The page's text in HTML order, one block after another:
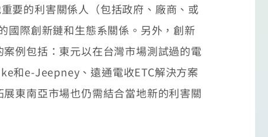
要的利害關係人（包括政府、廠商、或
國際創新鏈和生態系關係。另外，創新
例包括：東元以在台灣市場測試過的電
和e-Jeepney、遠通電收ETC解決方案
東南亞市場也仍需結合當地新的利害關